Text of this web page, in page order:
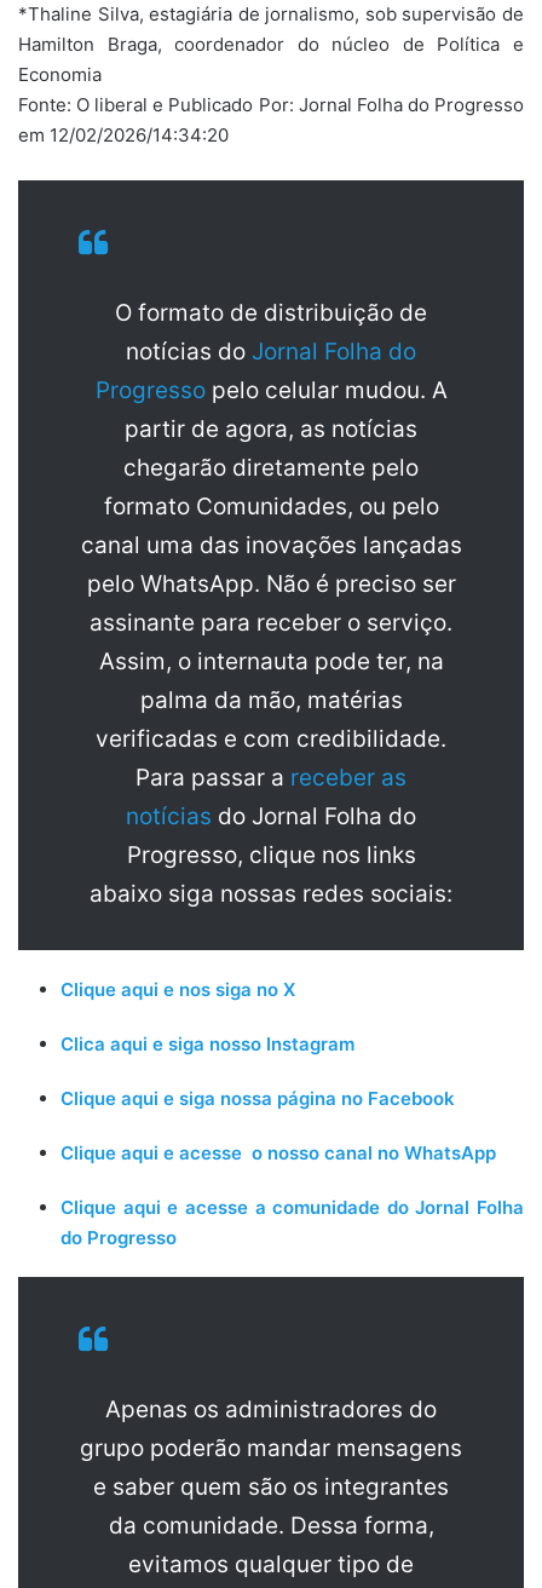
*Thaline Silva, estagiária de jornalismo, sob supervisão de
Hamilton Braga, coordenador do núcleo de Política e
Economia
Fonte: O liberal e Publicado Por: Jornal Folha do Progresso
em 12/02/2026/14:34:20
O formato de distribuição de
notícias do Jornal Folha do
Progresso pelo celular mudou. A
partir de agora, as notícias
chegarão diretamente pelo
formato Comunidades, ou pelo
canal uma das inovações lançadas
pelo WhatsApp. Não é preciso ser
assinante para receber o serviço.
Assim, o internauta pode ter, na
palma da mão, matérias
verificadas e com credibilidade.
Para passar a receber as
notícias do Jornal Folha do
Progresso, clique nos links
abaixo siga nossas redes sociais:
Clique aqui e nos siga no X
Clica aqui e siga nosso Instagram
Clique aqui e siga nossa página no Facebook
Clique aqui e acesse o nosso canal no WhatsApp
Clique aqui e acesse a comunidade do Jornal Folha
do Progresso
Apenas os administradores do
grupo poderão mandar mensagens
e saber quem são os integrantes
da comunidade. Dessa forma,
evitamos qualquer tipo de